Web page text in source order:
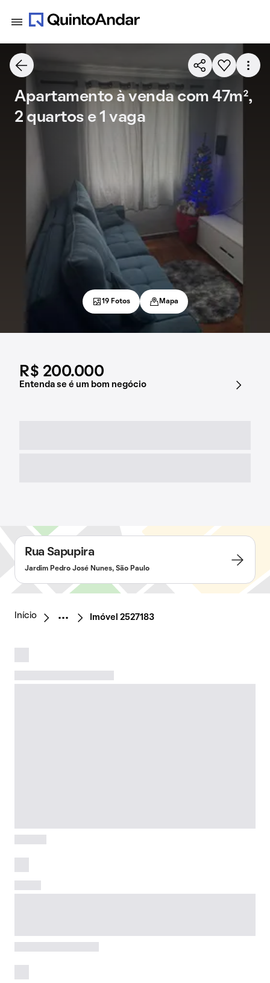
R$ 200.000
Entenda se é um bom negócio
Apartamento à venda com 47m²,
2 quartos e 1 vaga
19 Fotos Mapa
Rua Sapupira
Jardim Pedro José Nunes, São Paulo
Início Imóvel 2527183